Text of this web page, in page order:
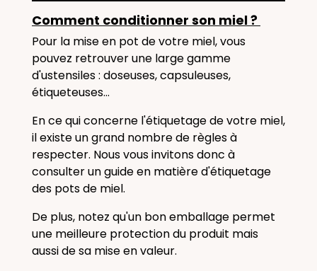
Comment conditionner son miel ?
Pour la mise en pot de votre miel, vous
pouvez retrouver une large gamme
d'ustensiles : doseuses, capsuleuses,
étiqueteuses...
En ce qui concerne l'étiquetage de votre miel,
il existe un grand nombre de règles à
respecter. Nous vous invitons donc à
consulter un guide en matière d'étiquetage
des pots de miel.
De plus, notez qu'un bon emballage permet
une meilleure protection du produit mais
aussi de sa mise en valeur.